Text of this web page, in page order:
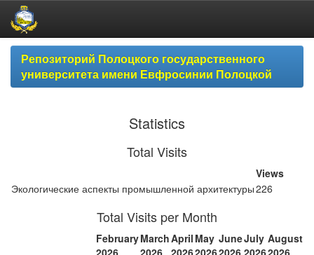
Skip
navigationРепозиторий Полоцкого государственного
университета имени Евфросинии Полоцкой
Statistics
Total Visits
Views
Экологические аспекты промышленной архитектуры226
Total Visits per Month
February
2026
March
2026
April
2026
May
2026
June
2026
July
2026
August
2026